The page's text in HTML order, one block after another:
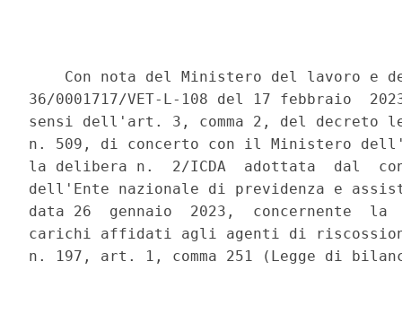
Con nota del Ministero del lavoro e
36/0001717/VET-L-108 del 17 febbraio
sensi dell'art. 3, comma 2, del decreto
n. 509, di concerto con il Ministero
la delibera n.  2/ICDA  adottata  dal
dell'Ente nazionale di previdenza e
data 26  gennaio  2023,  concernente
carichi affidati agli agenti di